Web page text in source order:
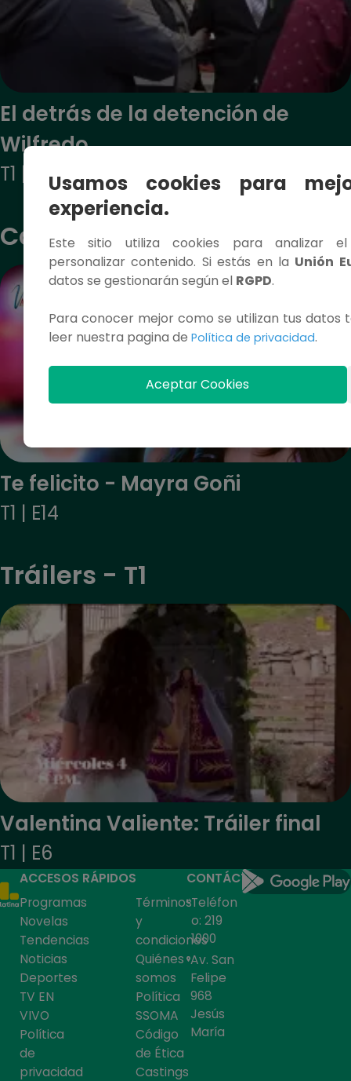
El detrás de la detención de
Wilfredo
T1 | E33
Canciones - T1
Te felicito - Mayra Goñi
T1 | E14
Tráilers - T1
Valentina Valiente: Tráiler final
T1 | E6
ACCESOS RÁPIDOS
Programas
Novelas
Tendencias
Noticias
Deportes
TV EN
VIVO
Política
de
privacidad
Términos
y
condiciones
Quiénes
somos
Política
SSOMA
Código
de Ética
Castings
CONTÁCTANOS
Teléfon
o: 219
1000
Av. San
Felipe
968
Jesús
María
Usamos cookies para
experiencia.
Este sitio utiliza cookies para analizar
personalizar contenido. Si estás en la Unión
datos se gestionarán según el RGPD.
Para conocer mejor como se utilizan tus datos
leer nuestra pagina de Política de privacidad.
Aceptar Cookies